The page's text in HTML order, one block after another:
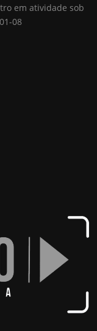
em atividade sob
08